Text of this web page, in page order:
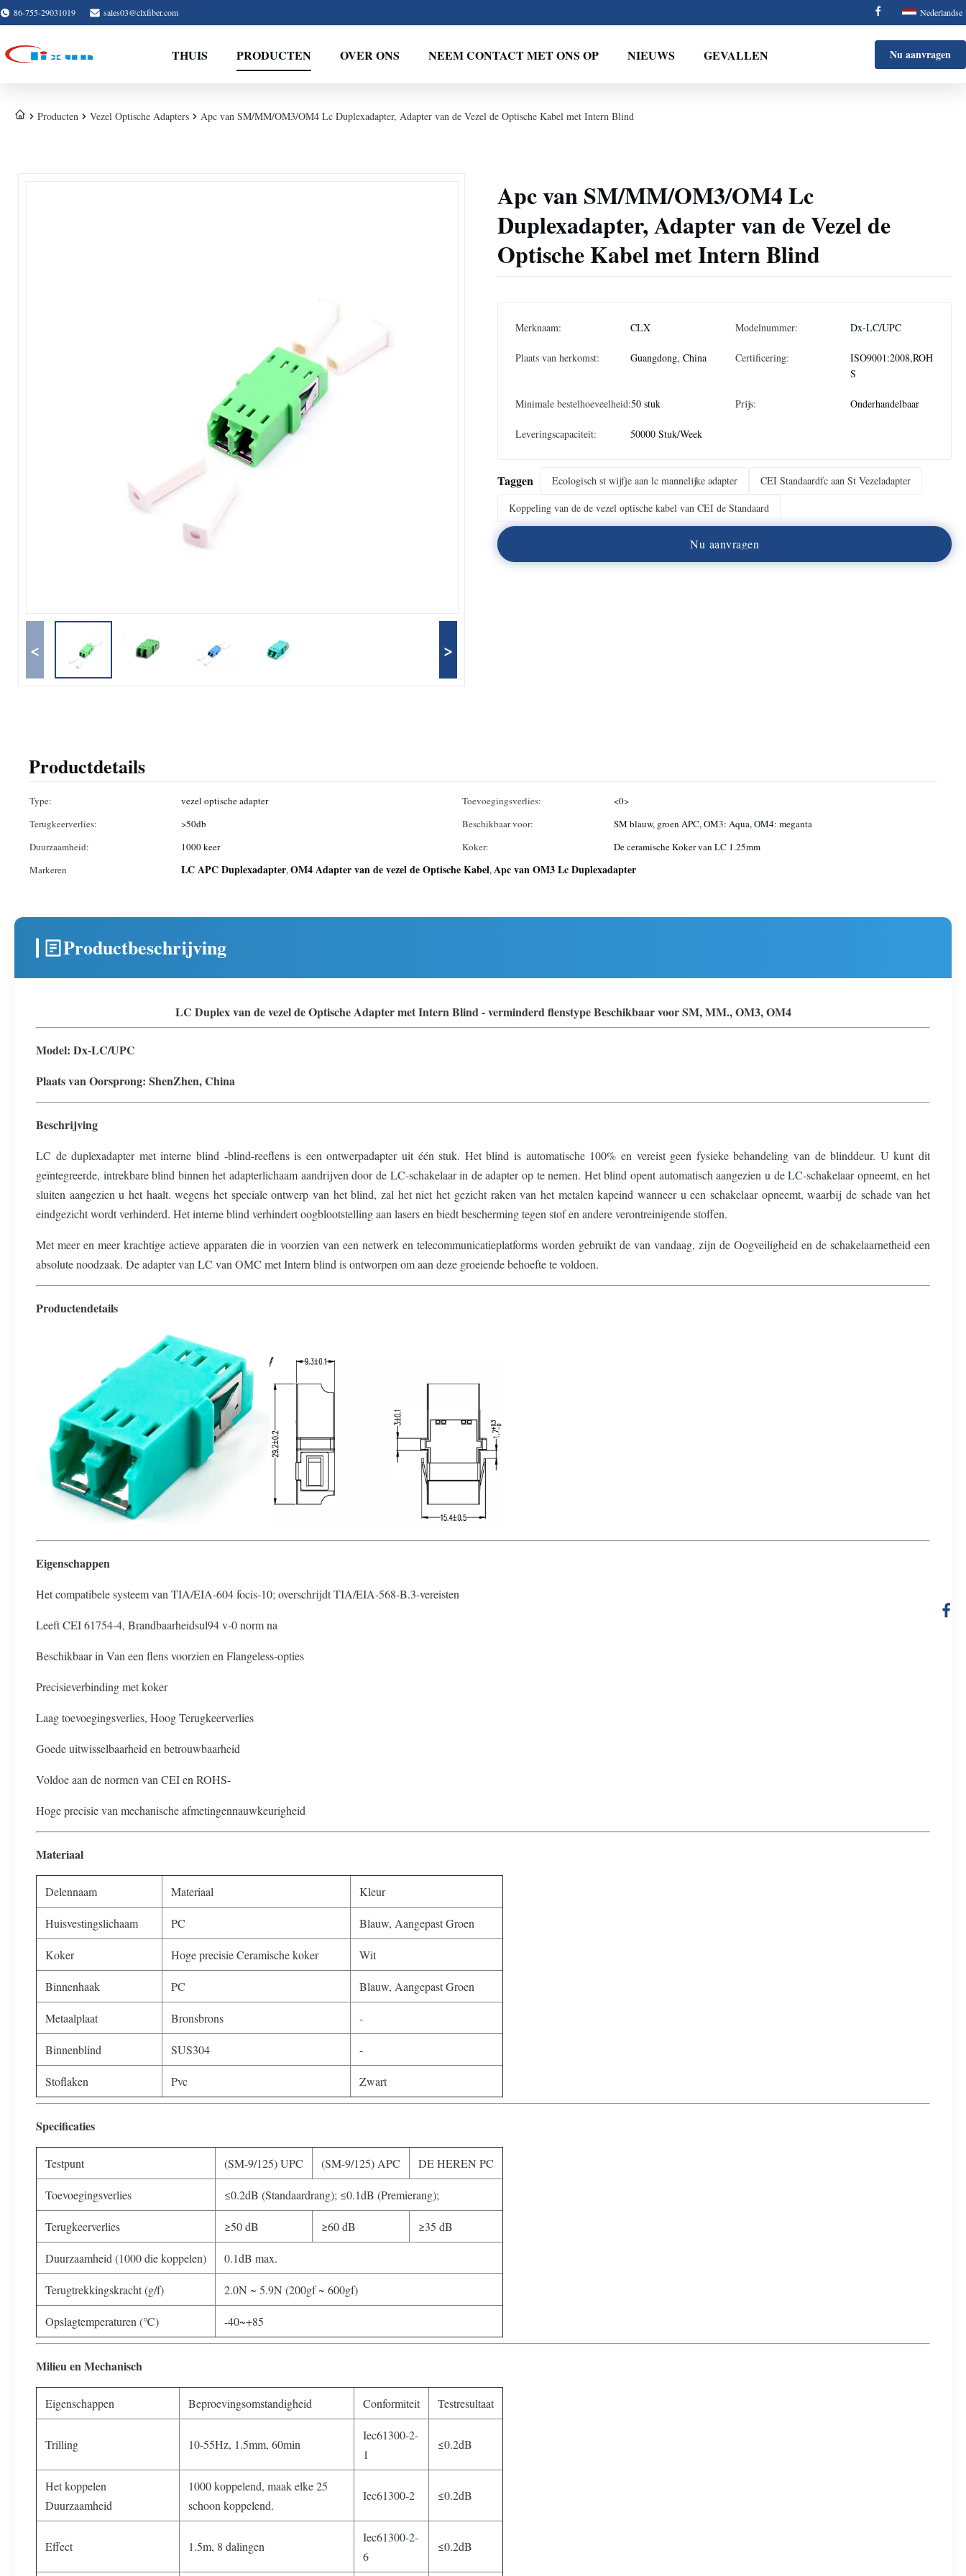
86-755-29031019 sales03@clxfiber.com Nederlandse
THUIS PRODUCTEN OVER ONS NEEM CONTACT MET ONS OP NIEUWS GEVALLEN Nu aanvragen
Producten Vezel Optische Adapters Apc van SM/MM/OM3/OM4 Lc Duplexadapter, Adapter van de Vezel de Optische Kabel met Intern Blind
< >
Apc van SM/MM/OM3/OM4 Lc
Duplexadapter, Adapter van de Vezel de
Optische Kabel met Intern Blind
Merknaam: CLX Modelnummer: Dx-LC/UPC
Plaats van herkomst: Guangdong, China Certificering:
ISO9001:2008,ROH
S
Minimale bestelhoeveelheid:50 stuk Prijs: Onderhandelbaar
Leveringscapaciteit: 50000 Stuk/Week
Taggen Ecologisch st wijfje aan lc mannelijke adapter
CEI Standaardfc aan St Vezeladapter
Koppeling van de de vezel optische kabel van CEI de Standaard
Nu aanvragen
Productdetails
Type: vezel optische adapter Toevoegingsverlies:
<0>
Terugkeerverlies:
>50db Beschikbaar voor:
SM blauw, groen APC, OM3: Aqua, OM4: meganta
Duurzaamheid:
1000 keer Koker:
De ceramische Koker van LC 1.25mm
Markeren
LC APC Duplexadapter,OM4 Adapter van de vezel de Optische Kabel,Apc van OM3 Lc Duplexadapter
Productbeschrijving
LC Duplex van de vezel de Optische Adapter met Intern Blind - verminderd flenstype Beschikbaar voor SM, MM., OM3, OM4
Model: Dx-LC/UPC
Plaats van Oorsprong: ShenZhen, China
Beschrijving
LC de duplexadapter met interne blind -blind-reeflens is een ontwerpadapter uit één stuk. Het blind is automatische 100% en vereist geen fysieke behandeling van de blinddeur. U kunt dit
geïntegreerde, intrekbare blind binnen het adapterlichaam aandrijven door de LC-schakelaar in de adapter op te nemen. Het blind opent automatisch aangezien u de LC-schakelaar opneemt, en het
sluiten aangezien u het haalt. wegens het speciale ontwerp van het blind, zal het niet het gezicht raken van het metalen kapeind wanneer u een schakelaar opneemt, waarbij de schade van het
eindgezicht wordt verhinderd. Het interne blind verhindert oogblootstelling aan lasers en biedt bescherming tegen stof en andere verontreinigende stoffen.
Met meer en meer krachtige actieve apparaten die in voorzien van een netwerk en telecommunicatieplatforms worden gebruikt de van vandaag, zijn de Oogveiligheid en de schakelaarnetheid een
absolute noodzaak. De adapter van LC van OMC met Intern blind is ontworpen om aan deze groeiende behoefte te voldoen.
Productendetails
Eigenschappen
Het compatibele systeem van TIA/EIA-604 focis-10; overschrijdt TIA/EIA-568-B.3-vereisten
Leeft CEI 61754-4, Brandbaarheidsul94 v-0 norm na
Beschikbaar in Van een flens voorzien en Flangeless-opties
Precisieverbinding met koker
Laag toevoegingsverlies, Hoog Terugkeerverlies
Goede uitwisselbaarheid en betrouwbaarheid
Voldoe aan de normen van CEI en ROHS-
Hoge precisie van mechanische afmetingennauwkeurigheid
Materiaal
Delennaam Materiaal Kleur
Huisvestingslichaam PC Blauw, Aangepast Groen
Koker Hoge precisie Ceramische koker Wit
Binnenhaak PC Blauw, Aangepast Groen
Metaalplaat Bronsbrons -
Binnenblind SUS304 -
Stoflaken Pvc Zwart
Specificaties
Testpunt (SM-9/125) UPC (SM-9/125) APC DE HEREN PC
Toevoegingsverlies ≤0.2dB (Standaardrang); ≤0.1dB (Premierang);
Terugkeerverlies ≥50 dB ≥60 dB ≥35 dB
Duurzaamheid (1000 die koppelen) 0.1dB max.
Terugtrekkingskracht (g/f) 2.0N ~ 5.9N (200gf ~ 600gf)
Opslagtemperaturen (℃) -40~+85
Milieu en Mechanisch
Eigenschappen Beproevingsomstandigheid Conformiteit Testresultaat
Trilling 10-55Hz, 1.5mm, 60min
Iec61300-2-
1
≤0.2dB
Het koppelen
Duurzaamheid
1000 koppelend, maak elke 25
schoon koppelend.
Iec61300-2 ≤0.2dB
Effect 1.5m, 8 dalingen
Iec61300-2-
6
≤0.2dB